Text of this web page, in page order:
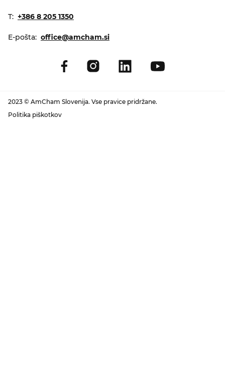
T: +386 8 205 1350
E-pošta: office@amcham.si
2023 © AmCham Slovenija. Vse pravice pridržane.
Politika piškotkov